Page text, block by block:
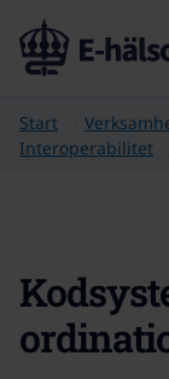
Start
Interoperabilitet